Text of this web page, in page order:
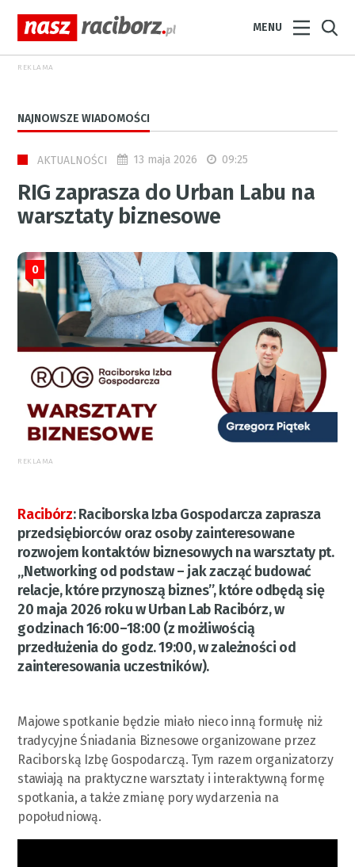
MENU
REKLAMA
NAJNOWSZE WIADOMOŚCI
AKTUALNOŚCI 13 maja 2026 09:25
RIG zaprasza do Urban Labu na
warsztaty biznesowe
0
REKLAMA
Racibórz:Raciborska Izba Gospodarcza zaprasza
przedsiębiorców oraz osoby zainteresowane
rozwojem kontaktów biznesowych na warsztaty pt.
„Networking od podstaw – jak zacząć budować
relacje, które przynoszą biznes”, które odbędą się
20 maja 2026 roku w Urban Lab Racibórz, w
godzinach 16:00–18:00 (z możliwością
przedłużenia do godz. 19:00, w zależności od
zainteresowania uczestników).
Majowe spotkanie będzie miało nieco inną formułę niż
tradycyjne Śniadania Biznesowe organizowane przez
Raciborską Izbę Gospodarczą. Tym razem organizatorzy
stawiają na praktyczne warsztaty i interaktywną formę
spotkania, a także zmianę pory wydarzenia na
popołudniową.